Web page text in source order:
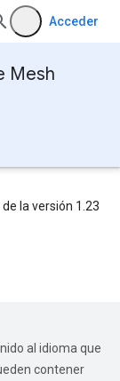
Acceder
Mesh
la versión 1.23
al idioma que
contener